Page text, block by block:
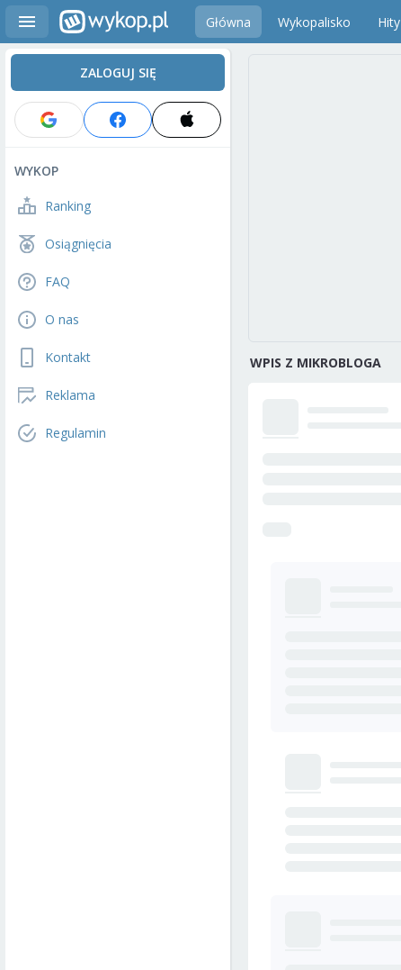
Główna Wykopalisko Hity
ZALOGUJ SIĘ
WYKOP
Ranking
Osiągnięcia
FAQ
O nas
Kontakt
Reklama
Regulamin
WPIS Z MIKROBLOGA